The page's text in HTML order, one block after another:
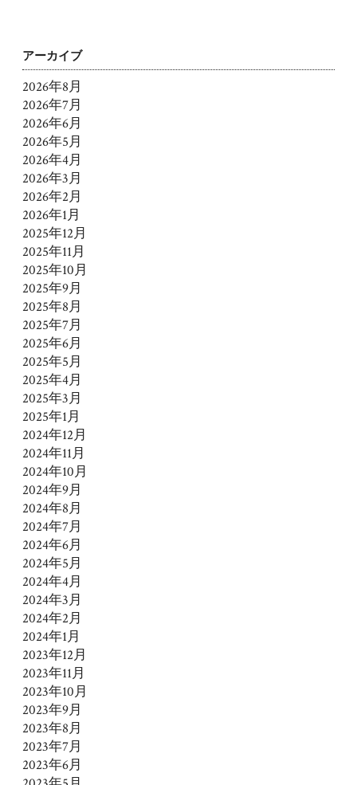
アーカイブ
2026年8月
2026年7月
2026年6月
2026年5月
2026年4月
2026年3月
2026年2月
2026年1月
2025年12月
2025年11月
2025年10月
2025年9月
2025年8月
2025年7月
2025年6月
2025年5月
2025年4月
2025年3月
2025年1月
2024年12月
2024年11月
2024年10月
2024年9月
2024年8月
2024年7月
2024年6月
2024年5月
2024年4月
2024年3月
2024年2月
2024年1月
2023年12月
2023年11月
2023年10月
2023年9月
2023年8月
2023年7月
2023年6月